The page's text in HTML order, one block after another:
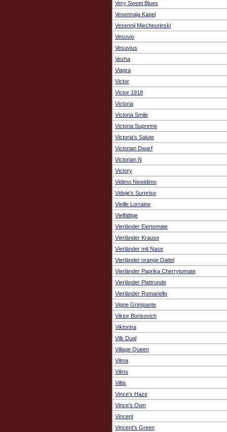
Very Sweet Blues
Vesennaja Kapel
Vesennij Miecheurinski
Vesuvio
Vesuvius
Vezha
Viagra
Victor
Victor 1918
Victoria
Victoria Smile
Victoria Supreme
Victoria's Salute
Victorian Dwarf
Victorian N
Victory
Vidimo Newidimo
Vidoje's Surprise
Vieille Lorraine
Vielfältige
Vierländer Eiertomate
Vierländer Krause
Vierländer mit Nase
Vierländer orange Dattel
Vierländer Paprika Cherrytomate
Vierländer Plattrunde
Vierländer Romanello
Vigne Grimpante
Viktor Borisovich
Viktorina
Vilk Dual
Village Queen
Vilma
Vilms
Viltis
Vince's Haze
Vince's Own
Vincent
Vincent's Green